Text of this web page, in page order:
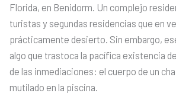
Florida, en Benidorm. Un complejo
turistas y segundas residencias que en
prácticamente desierto. Sin embargo,
algo que trastoca la pacífica existencia
de las inmediaciones: el cuerpo de un
mutilado en la piscina.